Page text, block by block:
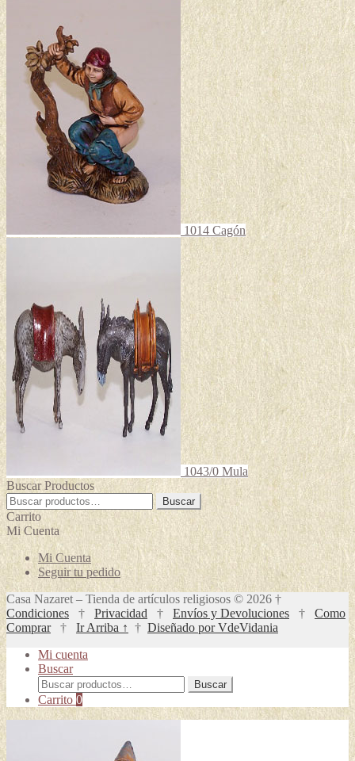
1014 Cagón
1043/0 Mula
Buscar Productos
Buscar
por:
Buscar
Carrito
Mi Cuenta
Mi Cuenta
Seguir tu pedido
Casa Nazaret – Tienda de artículos religiosos © 2026 †
Condiciones † Privacidad † Envíos y Devoluciones † Como
Comprar† Ir Arriba ↑ † Diseñado por VdeVidania
Mi cuenta
Buscar
Buscar
por:
Buscar
Carrito 0